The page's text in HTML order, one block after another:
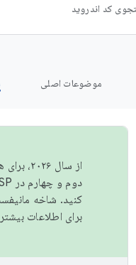
کد اندروید
موضوعات اصلی
از سال
دوم و چهارم در AOSP منتشر خواهیم کرد. برای ساخت و مشارکت در AOSP،
کنید. شاخه
برای اطلاعات